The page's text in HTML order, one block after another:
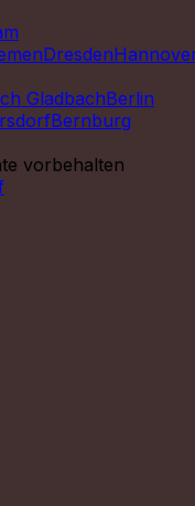
Dresden
GladbachBerlin
Bernburg
vorbehalten